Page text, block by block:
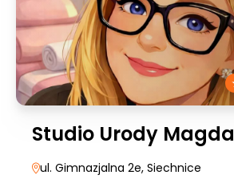
Studio Urody Magda
ul. Gimnazjalna 2e, Siechnice